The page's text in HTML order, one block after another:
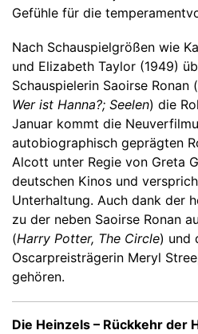
Gefühle für die
Nach Schauspielgrößen wie
und Elizabeth Taylor (1949)
Schauspielerin Saoirse Ronan
Wer ist Hanna?; Seelen) die
Januar kommt die
autobiographisch geprägten
Alcott unter Regie von Greta
deutschen Kinos und
Unterhaltung. Auch dank der
zu der neben Saoirse Ronan
(Harry Potter, The Circle) und
Oscarpreisträgerin Meryl
gehören.
Die Heinzels – Rückkehr der